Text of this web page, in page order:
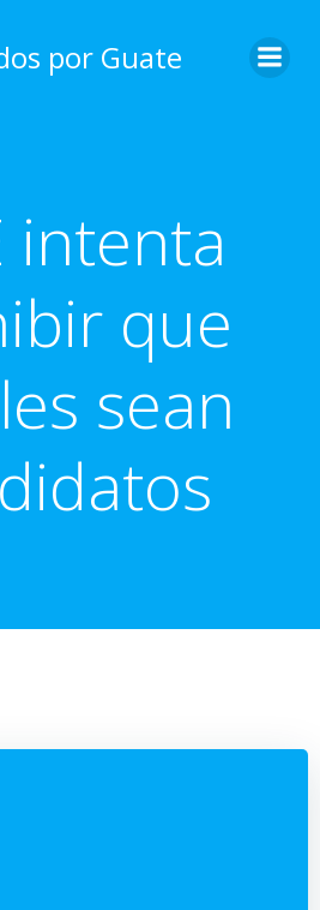
content
por Guate
intenta
que
sean